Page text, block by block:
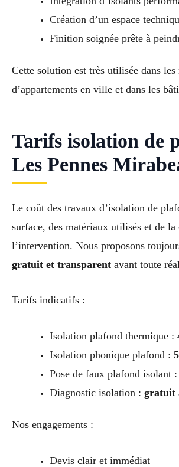
Création d’un espace
Finition soignée prête à
Cette solution est très utilisée dans les
d’appartements en ville et dans les
Tarifs isolation de
Les Pennes
Le coût des travaux d’isolation de
surface, des matériaux utilisés et de
l’intervention. Nous proposons
gratuit et transparent avant toute
Tarifs indicatifs :
Isolation plafond thermique :
Isolation phonique plafond :
Pose de faux plafond isolant :
Diagnostic isolation : gratuit
Nos engagements :
Devis clair et immédiat